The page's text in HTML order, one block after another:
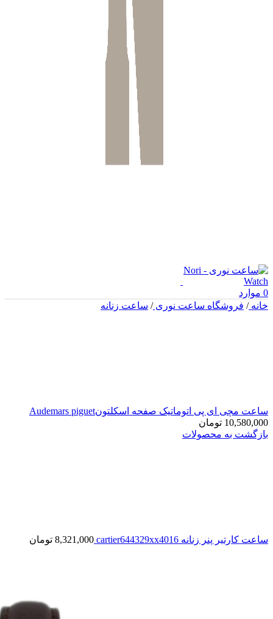
0 موارد
خانه/ فروشگاه ساعت نوری/ ساعت زنانه
ساعت مچی ای پی اتوماتیک صفحه اسکلتونAudemars piguet
10,580,000 تومان
بازگشت به محصولات
ساعت کارتیر پنر زنانه cartier644329xx4016 8,321,000 تومان